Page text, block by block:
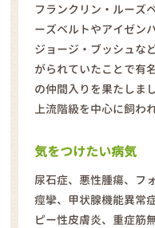
フランクリン・ルーズ
ーズベルトやアイゼン
ジョージ・ブッシュな
がられていたことで有
の仲間入りを果たしま
上流階級を中心に飼わ
気をつけたい病気
尿石症、悪性腫瘍、フ
痙攣、甲状腺機能異常
ピー性皮膚炎、重症筋